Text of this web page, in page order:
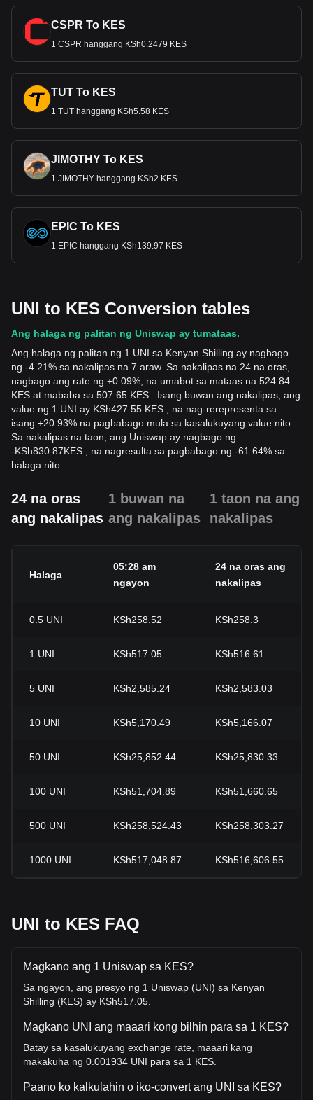
CSPR To KES
1 CSPR hanggang KSh0.2479 KES
TUT To KES
1 TUT hanggang KSh5.58 KES
JIMOTHY To KES
1 JIMOTHY hanggang KSh2 KES
EPIC To KES
1 EPIC hanggang KSh139.97 KES
UNI to KES Conversion tables
Ang halaga ng palitan ng Uniswap ay tumataas.
Ang halaga ng palitan ng 1 UNI sa Kenyan Shilling ay nagbago
ng -4.21% sa nakalipas na 7 araw. Sa nakalipas na 24 na oras,
nagbago ang rate ng +0.09%, na umabot sa mataas na 524.84
KES at mababa sa 507.65 KES . Isang buwan ang nakalipas, ang
value ng 1 UNI ay KSh427.55 KES , na nag-rerepresenta sa
isang +20.93% na pagbabago mula sa kasalukuyang value nito.
Sa nakalipas na taon, ang Uniswap ay nagbago ng
-KSh830.87KES , na nagresulta sa pagbabago ng -61.64% sa
halaga nito.
24 na oras
ang nakalipas
1 buwan na
ang nakalipas
1 taon na ang
nakalipas
Halaga
05:28 am
ngayon
24 na oras ang
nakalipas
0.5 UNI KSh258.52 KSh258.3
1 UNI KSh517.05 KSh516.61
5 UNI KSh2,585.24 KSh2,583.03
10 UNI KSh5,170.49 KSh5,166.07
50 UNI KSh25,852.44 KSh25,830.33
100 UNI KSh51,704.89 KSh51,660.65
500 UNI KSh258,524.43 KSh258,303.27
1000 UNI KSh517,048.87 KSh516,606.55
UNI to KES FAQ
Magkano ang 1 Uniswap sa KES?
Sa ngayon, ang presyo ng 1 Uniswap (UNI) sa Kenyan
Shilling (KES) ay KSh517.05.
Magkano UNI ang maaari kong bilhin para sa 1 KES?
Batay sa kasalukuyang exchange rate, maaari kang
makakuha ng 0.001934 UNI para sa 1 KES.
Paano ko kalkulahin o iko-convert ang UNI sa KES?